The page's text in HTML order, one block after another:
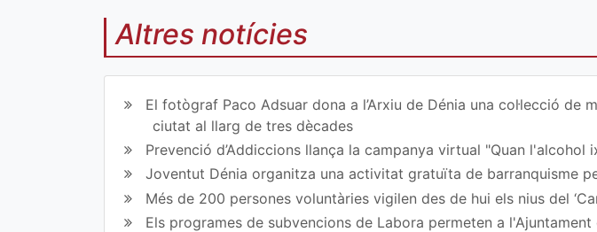
Co
art
ir
en
Fa
Co
art
ir
en
Tw
Altres notícies
El fotògraf Paco Adsuar dona a l’Arxiu de Dénia una col·lecció
ciutat al llarg de tres dècades
Prevenció d’Addiccions llança la campanya virtual "Quan
Joventut Dénia organitza una activitat gratuïta de barranquisme
Més de 200 persones voluntàries vigilen des de hui els nius del
Els programes de subvencions de Labora permeten a